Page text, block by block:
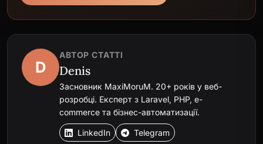
D
АВТОР СТАТТІ
Denis
Засновник MaxiMoruM. 20+ років у веб-
розробці. Експерт з Laravel, PHP, e-
commerce та бізнес-автоматизації.
LinkedIn Telegram